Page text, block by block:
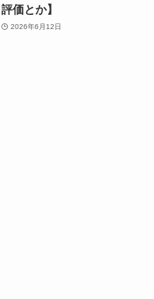
評価とか】
2026年6月12日